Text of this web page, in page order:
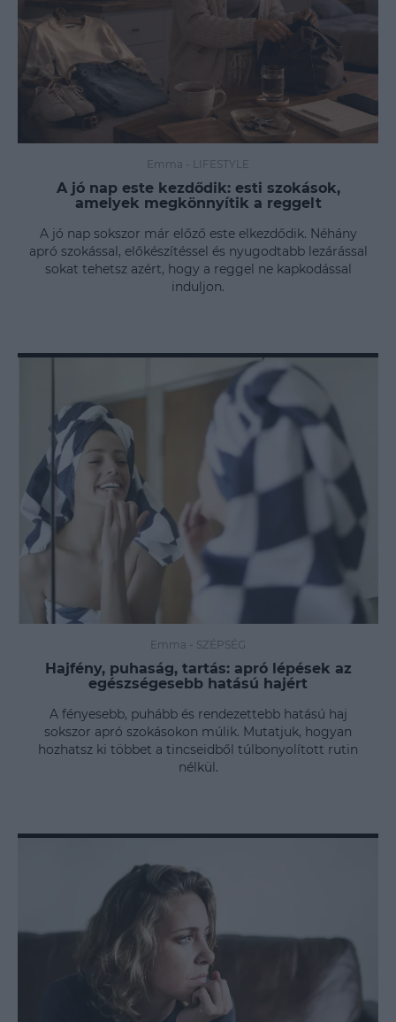
Emma - LIFESTYLE
A jó nap este kezdődik: esti szokások,
amelyek megkönnyítik a reggelt
A jó nap sokszor már előző este elkezdődik. Néhány
apró szokással, előkészítéssel és nyugodtabb lezárással
sokat tehetsz azért, hogy a reggel ne kapkodással
induljon.
Emma - SZÉPSÉG
Hajfény, puhaság, tartás: apró lépések az
egészségesebb hatású hajért
A fényesebb, puhább és rendezettebb hatású haj
sokszor apró szokásokon múlik. Mutatjuk, hogyan
hozhatsz ki többet a tincseidből túlbonyolított rutin
nélkül.